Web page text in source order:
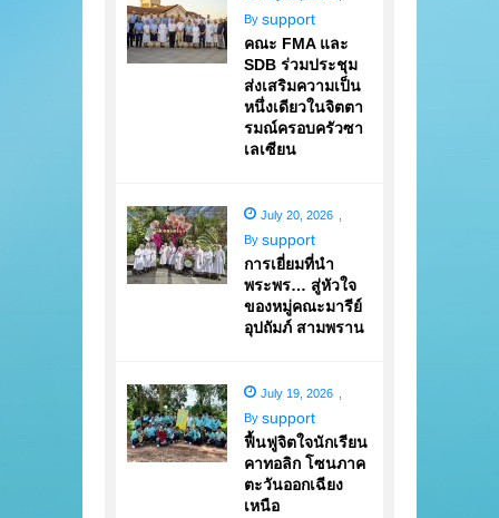
By support
คณะ FMA และ
SDB ร่วมประชุม
ส่งเสริมความเป็น
หนึ่งเดียวในจิตตา
รมณ์ครอบครัวซา
เลเซียน
July 20, 2026
By support
การเยี่ยมที่นำ
พระพร… สู่หัวใจ
ของหมู่คณะมารีย์
อุปถัมภ์ สามพราน
July 19, 2026
By support
ฟื้นฟูจิตใจนักเรียน
คาทอลิก โซนภาค
ตะวันออกเฉียง
เหนือ